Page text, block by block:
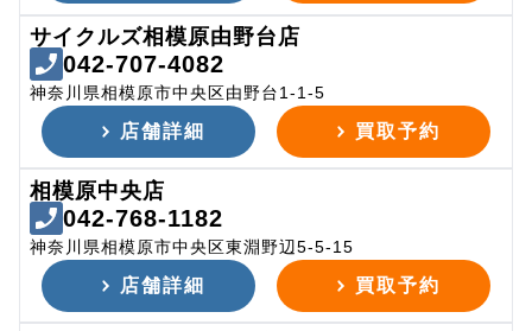
サイクルズ相模原由野台店
042-707-4082
神奈川県相模原市中央区由野台1-1-5
店舗詳細 買取予約
相模原中央店
042-768-1182
神奈川県相模原市中央区東淵野辺5-5-15
店舗詳細 買取予約